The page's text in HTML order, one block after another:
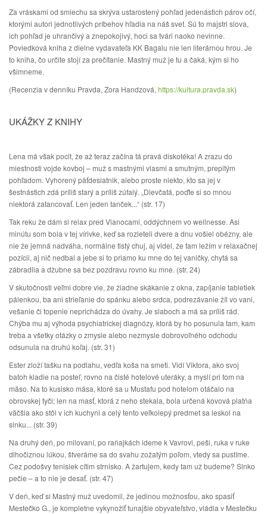
Za vráskami od smiechu sa skrýva ustarostený pohľad jedenástich párov očí,
ktorými autori jednotlivých príbehov hľadia na náš svet. Sú to majstri slova,
ich pohľad je uhrančivý a znepokojivý, hoci sa tvári naoko nevinne.
Poviedková kniha z dielne vydavateľa KK Bagalu nie len literárnou hrou. Je
to kniha, čo určite stojí za prečítanie. Mastný muž je tu a čaká, kým si ho
všimneme.
(Recenzia v denníku Pravda, Zora Handzová, https://kultura.pravda.sk)
UKÁŽKY Z KNIHY
Lena má však pocit, že až teraz začína tá pravá diskotéka! A zrazu do
miestnosti vojde kovboj – muž s mastnými vlasmi a smutným, prepitým
pohľadom. Vyhorený päťdesiatnik, alebo proste niekto, kto sa jej v
šestnástich zdá príliš starý a príliš zúfalý. „Dievčatá, poďte si so mnou
niektorá zatancovať. Len jeden tanček...“ (str. 17)
Tak reku že dám si relax pred Vianocami, oddýchnem vo wellnesse. Asi
minútu som bola v tej vírivke, keď sa rozleteli dvere a dnu vošiel obézny, ale
nie že jemná nadváha, normálne tlstý chuj, aj videl, že tam ležím v relaxačnej
pozícii, aj nič nedbal a jebe si to priamo ku mne do tej vaničky, chytá sa
zábradlia a džubne sa bez pozdravu rovno ku mne. (str. 24)
V skutočnosti veľmi dobre vie, že žiadne skákanie z okna, zapíjanie tabletiek
pálenkou, ba ani strieľanie do spánku alebo srdca, podrezávanie žíl vo vani,
vešanie či topenie neprichádza do úvahy. Je slaboch a má sa príliš rád.
Chýba mu aj výhoda psychiatrickej diagnózy, ktorá by ho posunula tam, kam
treba a všetky otázky o zmysle alebo nezmysle dobrovoľného odchodu
odsunula na druhú koľaj. (str. 31)
Ester zloží tašku na podlahu, vedľa koša na smeti. Vidí Viktora, ako svoj
batoh kladie na posteľ, rovno na čisté hotelové uteráky, a myslí pri tom na
mäso. Na to kusisko mäsa, ktoré sa u Mustafu pod hotelom otáčalo na
obrovskej tyči; len na masť, ktorá z neho stekala, bola určená kovová platňa
väčšia ako stôl v ich kuchyni a celý tento veľkolepý predmet sa leskol na
slnku... (str. 39)
Na druhý deň, po milovaní, po raňajkách ideme k Vavrovi, peši, ruka v ruke
dlhočiznou lúkou, štveráme sa do svahu zožatým poľom, vtedy sa pustíme.
Cez podošvy tenisiek cítim strnisko. A žartujem, kedy tam už budeme? Slnko
pečie – a to nie je desať. (str. 47)
V deň, keď si Mastný muž uvedomil, že jedinou možnosťou, ako spasiť
Mestečko G., je kompletne vykynožiť tunajšie obyvateľstvo, vládla v Mestečku